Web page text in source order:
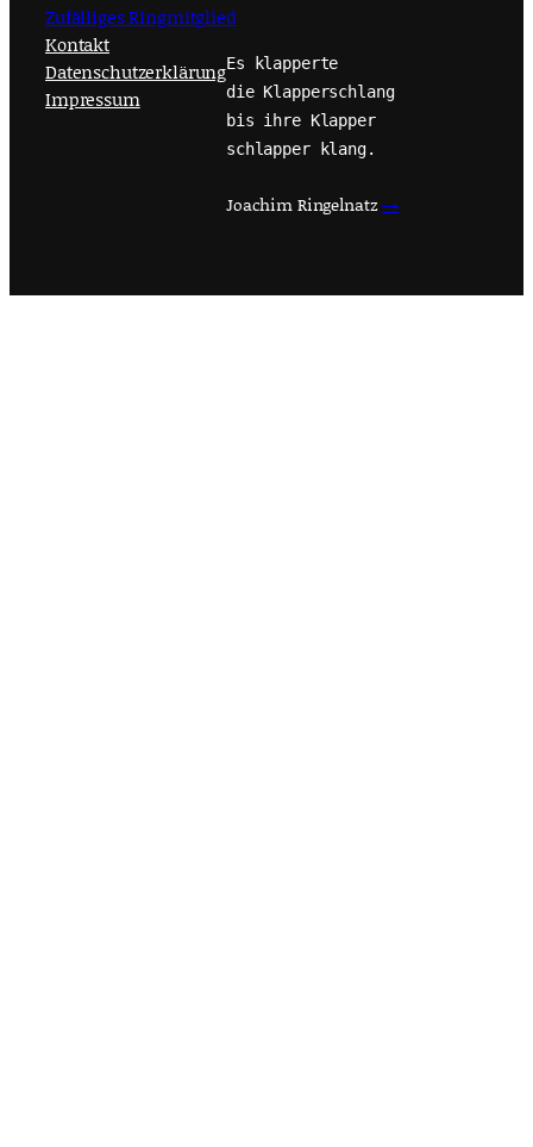
Zufälliges Ringmitglied
Kontakt
Datenschutzerklärung
Impressum
Es klapperte
die Klapperschlang
bis ihre Klapper
schlapper klang.
Joachim Ringelnatz→